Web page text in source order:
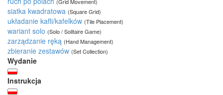
siatka kwadratowa (Square Grid)
układanie kafli/kafelków (Tile Placement)
wariant solo (Solo / Solitaire Game)
zarządzanie ręką (Hand Management)
zbieranie zestawów (Set Collection)
Wydanie
Instrukcja